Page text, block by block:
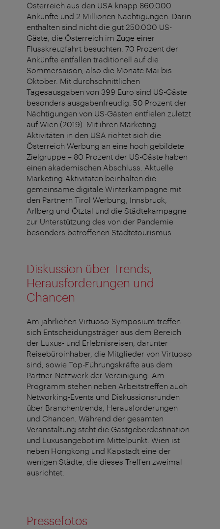
Österreich aus den USA knapp 860.000
Ankünfte und 2 Millionen Nächtigungen. Darin
enthalten sind nicht die gut 250.000 US-
Gäste, die Österreich im Zuge einer
Flusskreuzfahrt besuchten. 70 Prozent der
Ankünfte entfallen traditionell auf die
Sommersaison, also die Monate Mai bis
Oktober. Mit durchschnittlichen
Tagesausgaben von 399 Euro sind US-Gäste
besonders ausgabenfreudig. 50 Prozent der
Nächtigungen von US-Gästen entfielen zuletzt
auf Wien (2019). Mit ihren Marketing-
Aktivitäten in den USA richtet sich die
Österreich Werbung an eine hoch gebildete
Zielgruppe – 80 Prozent der US-Gäste haben
einen akademischen Abschluss. Aktuelle
Marketing-Aktivitäten beinhalten die
gemeinsame digitale Winterkampagne mit
den Partnern Tirol Werbung, Innsbruck,
Arlberg und Ötztal und die Städtekampagne
zur Unterstützung des von der Pandemie
besonders betroffenen Städtetourismus.
Diskussion über Trends,
Herausforderungen und
Chancen
Am jährlichen Virtuoso-Symposium treffen
sich Entscheidungsträger aus dem Bereich
der Luxus- und Erlebnisreisen, darunter
Reisebüroinhaber, die Mitglieder von Virtuoso
sind, sowie Top-Führungskräfte aus dem
Partner-Netzwerk der Vereinigung. Am
Programm stehen neben Arbeitstreffen auch
Networking-Events und Diskussionsrunden
über Branchentrends, Herausforderungen
und Chancen. Während der gesamten
Veranstaltung steht die Gastgeberdestination
und Luxusangebot im Mittelpunkt. Wien ist
neben Hongkong und Kapstadt eine der
wenigen Städte, die dieses Treffen zweimal
ausrichtet.
Pressefotos